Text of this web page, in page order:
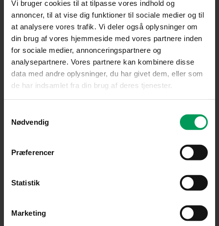
Vi bruger cookies til at tilpasse vores indhold og
annoncer, til at vise dig funktioner til sociale medier og til
at analysere vores trafik. Vi deler også oplysninger om
din brug af vores hjemmeside med vores partnere inden
for sociale medier, annonceringspartnere og
analysepartnere. Vores partnere kan kombinere disse
data med andre oplysninger, du har givet dem, eller som
de har indsamlet fra din brug af deres tjenester.
Nødvendig
Præferencer
Statistik
Marketing
STIGA Kost 100 cm til Park